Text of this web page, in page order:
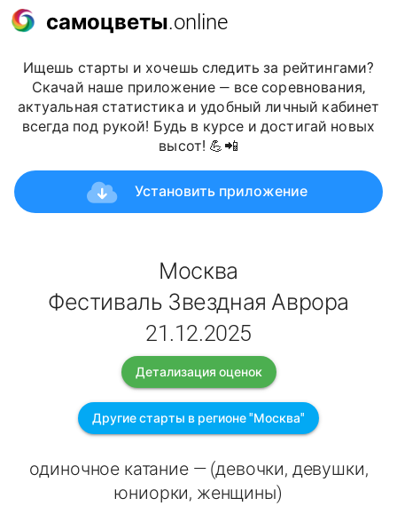
самоцветы.online
Ищешь старты и хочешь следить за рейтингами?
Скачай наше приложение — все соревнования,
актуальная статистика и удобный личный кабинет
всегда под рукой! Будь в курсе и достигай новых
высот! 💪📲
Установить приложение
Москва
Фестиваль Звездная Аврора
21.12.2025
Детализация оценок
Другие старты в регионе "Москва"
одиночное катание — (девочки, девушки,
юниорки, женщины)